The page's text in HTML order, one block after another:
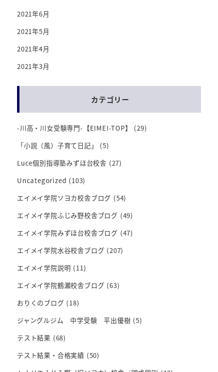
2021年6月
2021年5月
2021年4月
2021年3月
カテゴリー
-川高・川女受験専門-【EIMEI-TOP】
(29)
「小説（風）子育て日記」
(5)
Luce個別指導塾みずほ台校舎 (27)
Uncategorized (103)
エイメイ学院ソヨカ校舎ブログ (54)
エイメイ学院ふじみ野校舎ブログ (49)
エイメイ学院みずほ台校舎ブログ (47)
エイメイ学院水谷校舎ブログ (207)
エイメイ学院説明 (11)
エイメイ学院鶴瀬校舎ブログ (63)
おりくのブログ (18)
ジャングルジム 中学受験 平出優樹 (5)
テスト結果 (68)
テスト結果・合格実績 (50)